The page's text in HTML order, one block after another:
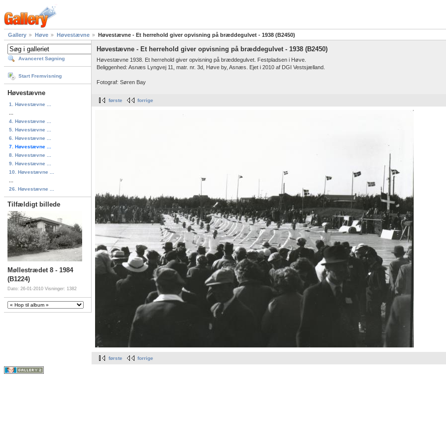
Gallery Høve Høvestævne Høvestævne - Et herrehold giver opvisning på bræddegulvet - 1938 (B2450)
Avanceret Søgning
Start Fremvisning
Høvestævne
1. Høvestævne ...
4. Høvestævne ...
5. Høvestævne ...
6. Høvestævne ...
7. Høvestævne ...
8. Høvestævne ...
9. Høvestævne ...
10. Høvestævne ...
26. Høvestævne ...
Tilfældigt billede
Møllestrædet 8 - 1984
(B1224)
Dato: 26-01-2010 Visninger: 1382
Høvestævne - Et herrehold giver opvisning på bræddegulvet - 1938 (B2450)
Høvestævne 1938. Et herrehold giver opvisning på bræddegulvet. Festpladsen i Høve.
Beliggenhed: Asnæs Lyngvej 11, matr. nr. 3d, Høve by, Asnæs. Ejet i 2010 af DGI Vestsjælland.
Fotograf: Søren Bay
første forrige
første forrige